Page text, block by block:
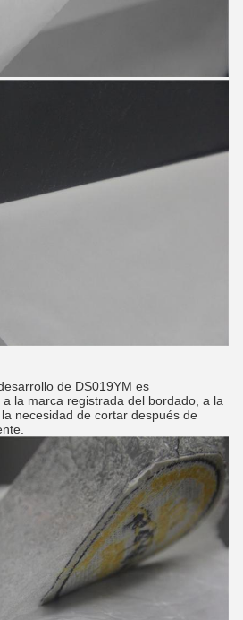
de DS019YM es
la marca registrada del bordado, a la
necesidad de cortar después de